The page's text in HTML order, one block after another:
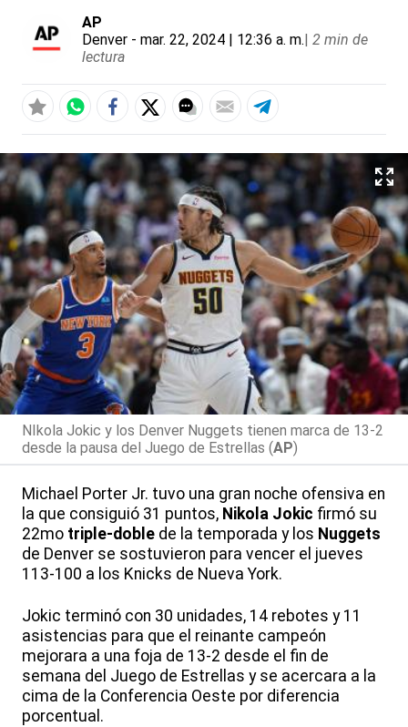
AP
Denver - mar. 22, 2024 | 12:36 a. m.| 2 min de
lectura
NIkola Jokic y los Denver Nuggets tienen marca de 13-2
desde la pausa del Juego de Estrellas (AP)
Michael Porter Jr. tuvo una gran noche ofensiva en
la que consiguió 31 puntos, Nikola Jokic firmó su
22mo triple-doble de la temporada y los Nuggets
de Denver se sostuvieron para vencer el jueves
113-100 a los Knicks de Nueva York.
Jokic terminó con 30 unidades, 14 rebotes y 11
asistencias para que el reinante campeón
mejorara a una foja de 13-2 desde el fin de
semana del Juego de Estrellas y se acercara a la
cima de la Conferencia Oeste por diferencia
porcentual.